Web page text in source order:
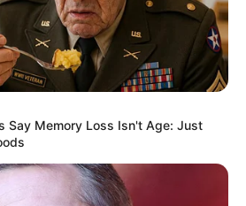
Say Memory Loss Isn't Age: Just